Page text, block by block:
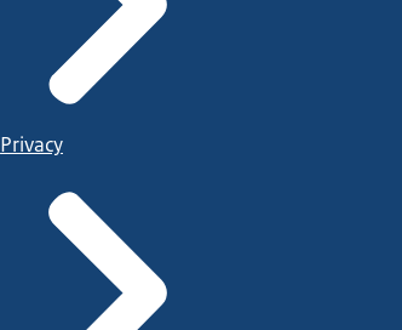
Privacy